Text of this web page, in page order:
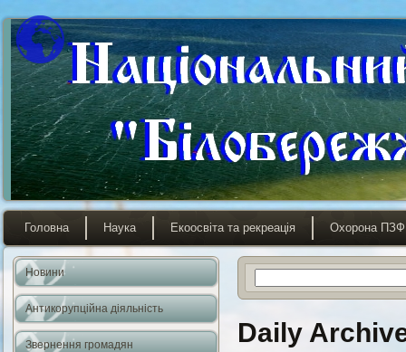
Головна Наука Екоосвіта та рекреація Охорона ПЗФ
Новини
Антикорупційна діяльність
Звернення громадян Daily